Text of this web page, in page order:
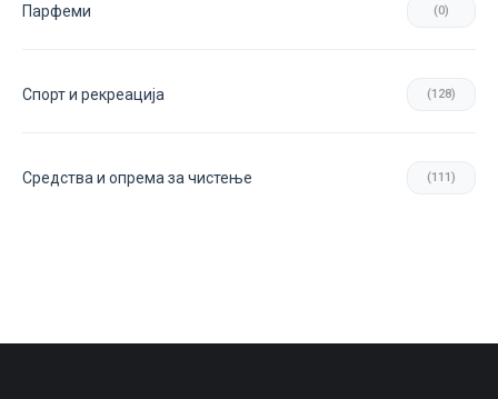
Парфеми (0)
Спорт и рекреација (128)
Средства и опрема за чистење (111)